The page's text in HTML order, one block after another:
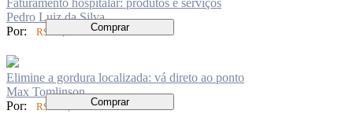
Faturamento hospitalar: produtos e serviços
Pedro Luiz da Silva
Por:
R$ 99,00 Comprar
Elimine a gordura localizada: vá direto ao ponto
Max Tomlinson
Por:
R$ 104,00 Comprar